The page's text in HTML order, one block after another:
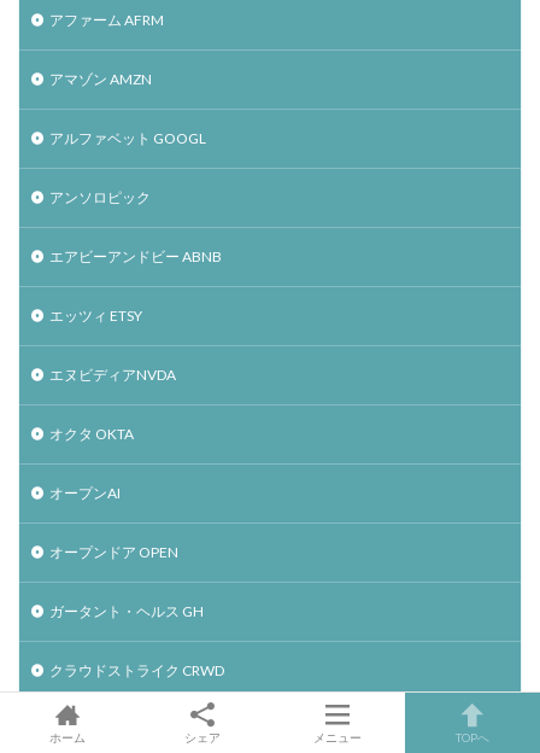
アファーム AFRM
アマゾン AMZN
アルファベット GOOGL
アンソロピック
エアビーアンドビー ABNB
エッツィ ETSY
エヌビディアNVDA
オクタ OKTA
オープンAI
オープンドア OPEN
ガータント・ヘルス GH
クラウドストライク CRWD
ショッピファイ SHOP
ホーム シェア メニュー TOPへ